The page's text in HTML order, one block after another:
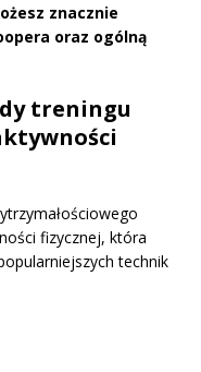
znacznie
oraz ogólną
treningu
fizycznej, która
technik